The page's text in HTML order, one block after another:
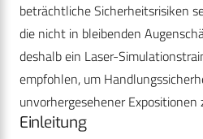
beträchtliche Sicherheitsrisiken
die nicht in bleibenden
deshalb ein Laser-
empfohlen, um
unvorhergesehener Expositionen
Einleitung